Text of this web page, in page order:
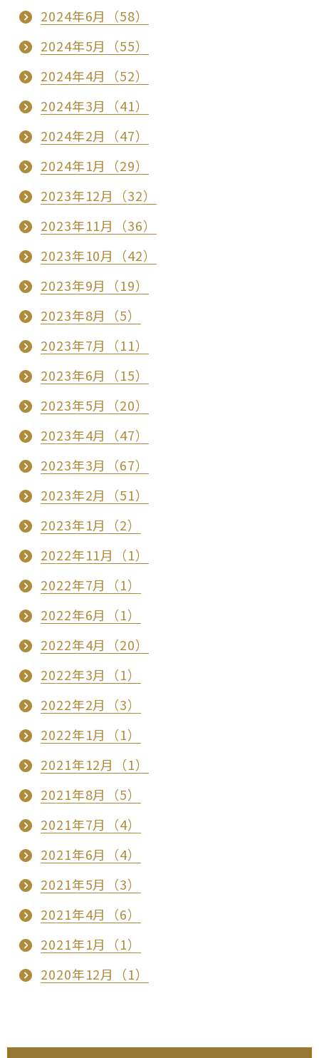
2024年6月（58）
2024年5月（55）
2024年4月（52）
2024年3月（41）
2024年2月（47）
2024年1月（29）
2023年12月（32）
2023年11月（36）
2023年10月（42）
2023年9月（19）
2023年8月（5）
2023年7月（11）
2023年6月（15）
2023年5月（20）
2023年4月（47）
2023年3月（67）
2023年2月（51）
2023年1月（2）
2022年11月（1）
2022年7月（1）
2022年6月（1）
2022年4月（20）
2022年3月（1）
2022年2月（3）
2022年1月（1）
2021年12月（1）
2021年8月（5）
2021年7月（4）
2021年6月（4）
2021年5月（3）
2021年4月（6）
2021年1月（1）
2020年12月（1）